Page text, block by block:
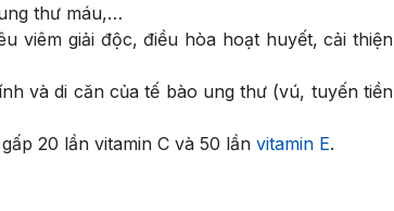
thư máu,…
viêm giải độc, điều hòa hoạt huyết, cải thiện
và di căn của tế bào ung thư (vú, tuyến tiền
20 lần vitamin C và 50 lần vitamin E.